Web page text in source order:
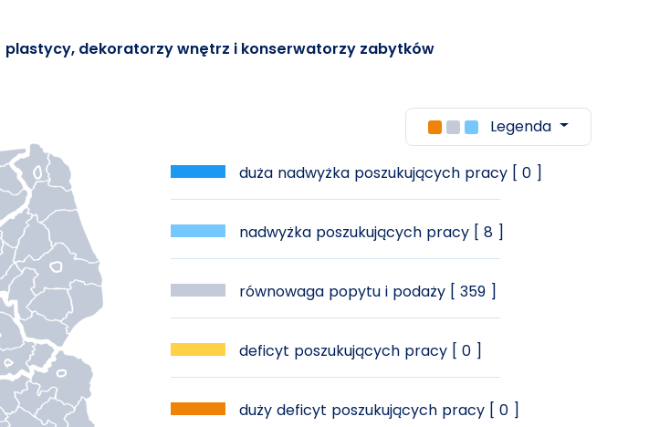
plastycy, dekoratorzy wnętrz i konserwatorzy zabytków
Legenda
duża nadwyżka poszukujących pracy [ 0 ]
nadwyżka poszukujących pracy [ 8 ]
równowaga popytu i podaży [ 359 ]
deficyt poszukujących pracy [ 0 ]
duży deficyt poszukujących pracy [ 0 ]